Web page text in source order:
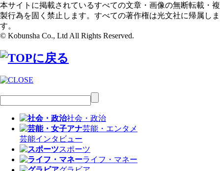
本サイトに掲載されているすべての文章・画像の無断転載・複
製行為を固く禁止します。すべての著作権は光文社に帰属しま
す。
© Kobunsha Co., Ltd All Rights Reserved.
社会・政治
芸能・エンタメ
芸能インタビュー
スポーツ
ライフ・マネー